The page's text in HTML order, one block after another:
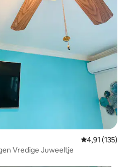
Gemiddelde
4,91 (135)
Vredige Juweeltje